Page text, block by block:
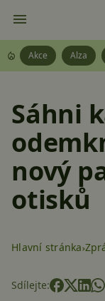
Akce Alza
Sáhni
nový
otisků
Hlavní stránka
Sdílejte: